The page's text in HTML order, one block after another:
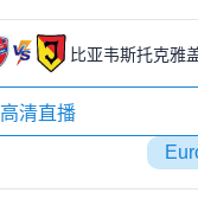
比亚韦斯托克雅
高清直播